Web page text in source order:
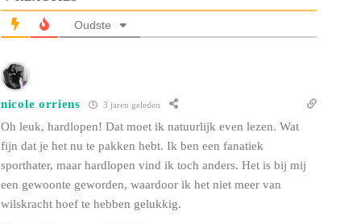
Oudste
nicole orriens 3 jaren geleden
Oh leuk, hardlopen! Dat moet ik natuurlijk even lezen. Wat
fijn dat je het nu te pakken hebt. Ik ben een fanatiek
sporthater, maar hardlopen vind ik toch anders. Het is bij mij
een gewoonte geworden, waardoor ik het niet meer van
wilskracht hoef te hebben gelukkig.